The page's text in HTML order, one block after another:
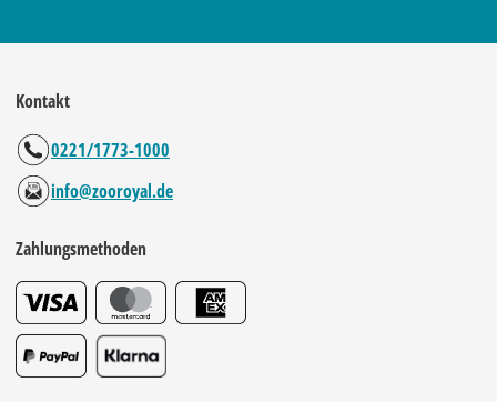
Kontakt
0221/1773-1000
info@zooroyal.de
Zahlungsmethoden